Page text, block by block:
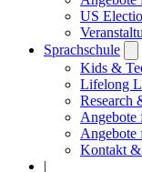
US
Sprachschule
Kids &
Lifelong
Research
Angebote
Angebote
Kontakt
|